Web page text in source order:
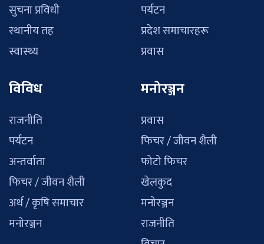
सुचना प्रविधी
स्थानीय तह
स्वास्थ्य
पर्यटन
प्रदेश समाचारहरू
प्रवास
विविध
राजनीति
पर्यटन
अन्तर्वाता
फिचर / जीवन शैली
अर्थ / कृषि समाचार
मनोरञ्जन
मनोरञ्जन
प्रवास
फिचर / जीवन शैली
फोटो फिचर
खेलकुद
मनोरञ्जन
राजनीति